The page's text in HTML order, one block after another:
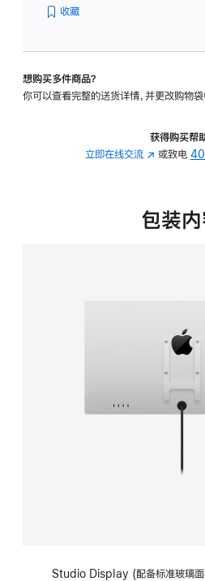
转
的
收藏
想购买多件商品？
你可以查看完整的送货详情，并更改购物袋
获得购买帮助
立即在线交流 (在
中
或致电
包装
Studio Display (配备标准玻璃面